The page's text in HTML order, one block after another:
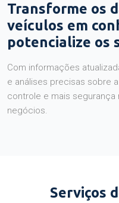
Transforme os
veículos em
potencialize os
Com informações
e análises precisas sobre
controle e mais
negócios.
Serviços